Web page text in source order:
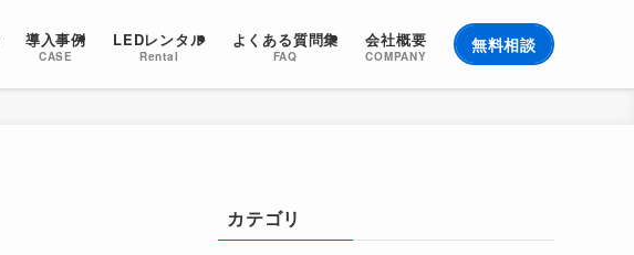
導入事例
CASE
LEDレンタル
Rental
よくある質問集
FAQ
会社概要
COMPANY
無料相談
カテゴリ